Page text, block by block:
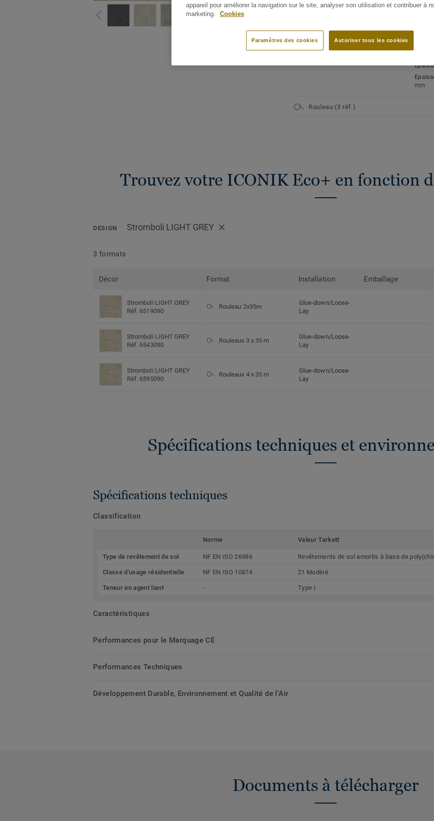
Voir tous les décors (13)
couche d'usure de 0,15 mm
rayures et aux taches
Garantie de 5 ans
Type
de
mm
Rouleau (3 réf.)
Trouvez votre ICONIK Eco+ en fonction
DESIGN Stromboli LIGHT GREY
3 formats
Décor Format Installation Emballage
Stromboli LIGHT GREY
Réf. 6519090
Rouleau 2x35m
Glue-down/Loose-
Lay
Stromboli LIGHT GREY
Réf. 6543090
Rouleaux 3 x 35 m
Glue-down/Loose-
Lay
Stromboli LIGHT GREY
Réf. 6595090
Rouleaux 4 x 35 m
Glue-down/Loose-
Lay
Spécifications techniques et
Spécifications techniques
Classification
Norme Valeur Tarkett
Type de revêtement de sol NF EN ISO 26986 Revêtements de sol amortis à base de
Classe d'usage résidentielle NF EN ISO 10874 21 Modéré
Teneur en agent liant - Type I
Caractéristiques
Performances pour le Marquage CE
Performances Techniques
Développement Durable, Environnement et Qualité de l'Air
Documents à télécharger
appareil pour améliorer la navigation sur le site, analyser son utilisation et contribuer à
marketing.
Cookies
Paramètres des cookies Autoriser tous les cookies